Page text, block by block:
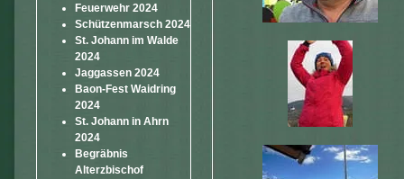
Feuerwehr 2024
Schützenmarsch 2024
St. Johann im Walde
2024
Jaggassen 2024
Baon-Fest Waidring
2024
St. Johann in Ahrn
2024
Begräbnis
Alterzbischof